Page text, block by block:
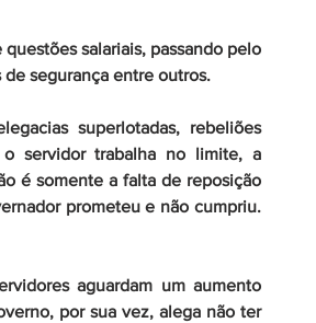
salariais, passando pelo
segurança entre outros.
superlotadas, rebeliões
servidor trabalha no limite, a
é somente a falta de reposição
prometeu e não cumpriu.
aguardam um aumento
por sua vez, alega não ter